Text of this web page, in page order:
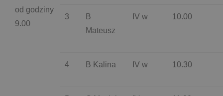
od godziny
9.00
3
B
Mateusz
IV w 10.00
4 B Kalina IV w 10.30